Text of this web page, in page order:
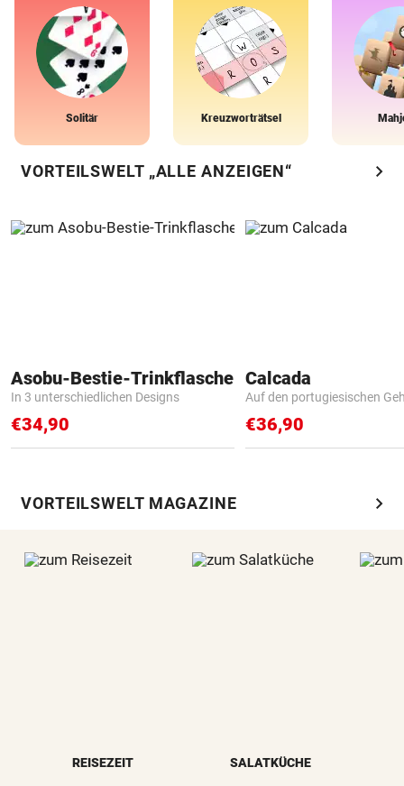
Solitär Kreuzworträtsel
VORTEILSWELT „ALLE ANZEIGEN“ chevron_right
Asobu-Bestie-Trinkflasche
In 3 unterschiedlichen Designs
€34,90
Calcada
Auf den portugiesischen
€36,90
VORTEILSWELT MAGAZINE chevron_right
REISEZEIT SALATKÜCHE